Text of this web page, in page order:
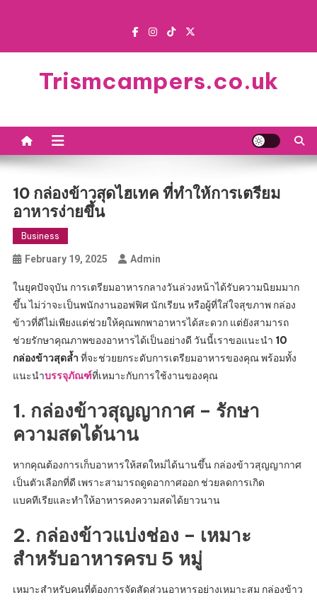
Trismcampers.co.uk
10 กล่องข้าวสุดไฮเทค ที่ทำให้การเตรียม
อาหารง่ายขึ้น
Business
February 19, 2025 Admin
ในยุคปัจจุบัน การเตรียมอาหารกลางวันล่วงหน้าได้รับความนิยมมาก
ขึ้น ไม่ว่าจะเป็นพนักงานออฟฟิศ นักเรียน หรือผู้ที่ใส่ใจสุขภาพ กล่อง
ข้าวที่ดีไม่เพียงแต่ช่วยให้คุณพกพาอาหารได้สะดวก แต่ยังสามารถ
ช่วยรักษาคุณภาพของอาหารได้เป็นอย่างดี วันนี้เราขอแนะนำ 10
กล่องข้าวสุดล้ำ ที่จะช่วยยกระดับการเตรียมอาหารของคุณ พร้อมทั้ง
แนะนำบรรจุภัณฑ์ที่เหมาะกับการใช้งานของคุณ
1. กล่องข้าวสุญญากาศ – รักษา
ความสดได้นาน
หากคุณต้องการเก็บอาหารให้สดใหม่ได้นานขึ้น กล่องข้าวสุญญากาศ
เป็นตัวเลือกที่ดี เพราะสามารถดูดอากาศออก ช่วยลดการเกิด
แบคทีเรียและทำให้อาหารคงความสดได้ยาวนาน
2. กล่องข้าวแบ่งช่อง – เหมาะ
สำหรับอาหารครบ 5 หมู่
เหมาะสำหรับคนที่ต้องการจัดสัดส่วนอาหารอย่างเหมาะสม กล่องข้าว